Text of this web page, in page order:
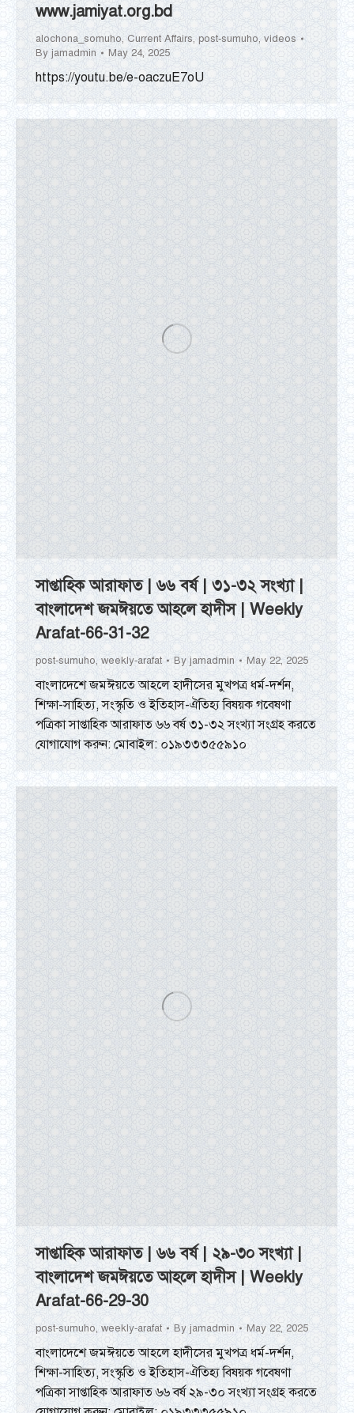
www.jamiyat.org.bd
alochona_somuho, Current Affairs, post-sumuho, videos
By jamadmin May 24, 2025
https://youtu.be/e-oaczuE7oU
সাপ্তাহিক আরাফাত | ৬৬ বর্ষ | ৩১-৩২ সংখ্যা |
বাংলাদেশ জমঈয়তে আহলে হাদীস | Weekly
Arafat-66-31-32
post-sumuho, weekly-arafat By jamadmin May 22, 2025
বাংলাদেশে জমঈয়তে আহলে হাদীসের মুখপত্র ধর্ম-দর্শন,
শিক্ষা-সাহিত্য, সংস্কৃতি ও ইতিহাস-ঐতিহ্য বিষয়ক গবেষণা
পত্রিকা সাপ্তাহিক আরাফাত ৬৬ বর্ষ ৩১-৩২ সংখ্যা সংগ্রহ করতে
যোগাযোগ করুন: মোবাইল: ০১৯৩৩৩৫৫৯১০
সাপ্তাহিক আরাফাত | ৬৬ বর্ষ | ২৯-৩০ সংখ্যা |
বাংলাদেশ জমঈয়তে আহলে হাদীস | Weekly
Arafat-66-29-30
post-sumuho, weekly-arafat By jamadmin May 22, 2025
বাংলাদেশে জমঈয়তে আহলে হাদীসের মুখপত্র ধর্ম-দর্শন,
শিক্ষা-সাহিত্য, সংস্কৃতি ও ইতিহাস-ঐতিহ্য বিষয়ক গবেষণা
পত্রিকা সাপ্তাহিক আরাফাত ৬৬ বর্ষ ২৯-৩০ সংখ্যা সংগ্রহ করতে